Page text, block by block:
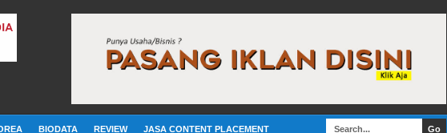
BIODATA REVIEW JASA CONTENT PLACEMENT